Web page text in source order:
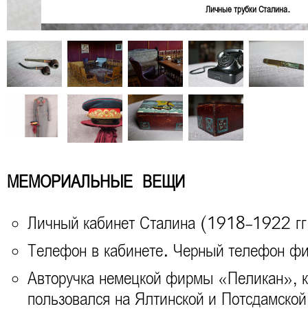
Личные трубки Сталина.
МЕМОРИАЛЬНЫЕ ВЕЩИ
Личный кабинет Сталина (1918-1922
Телефон в кабинете. Черный телефон
Авторучка немецкой фирмы «Пеликан»,
пользовался на Ялтинской и